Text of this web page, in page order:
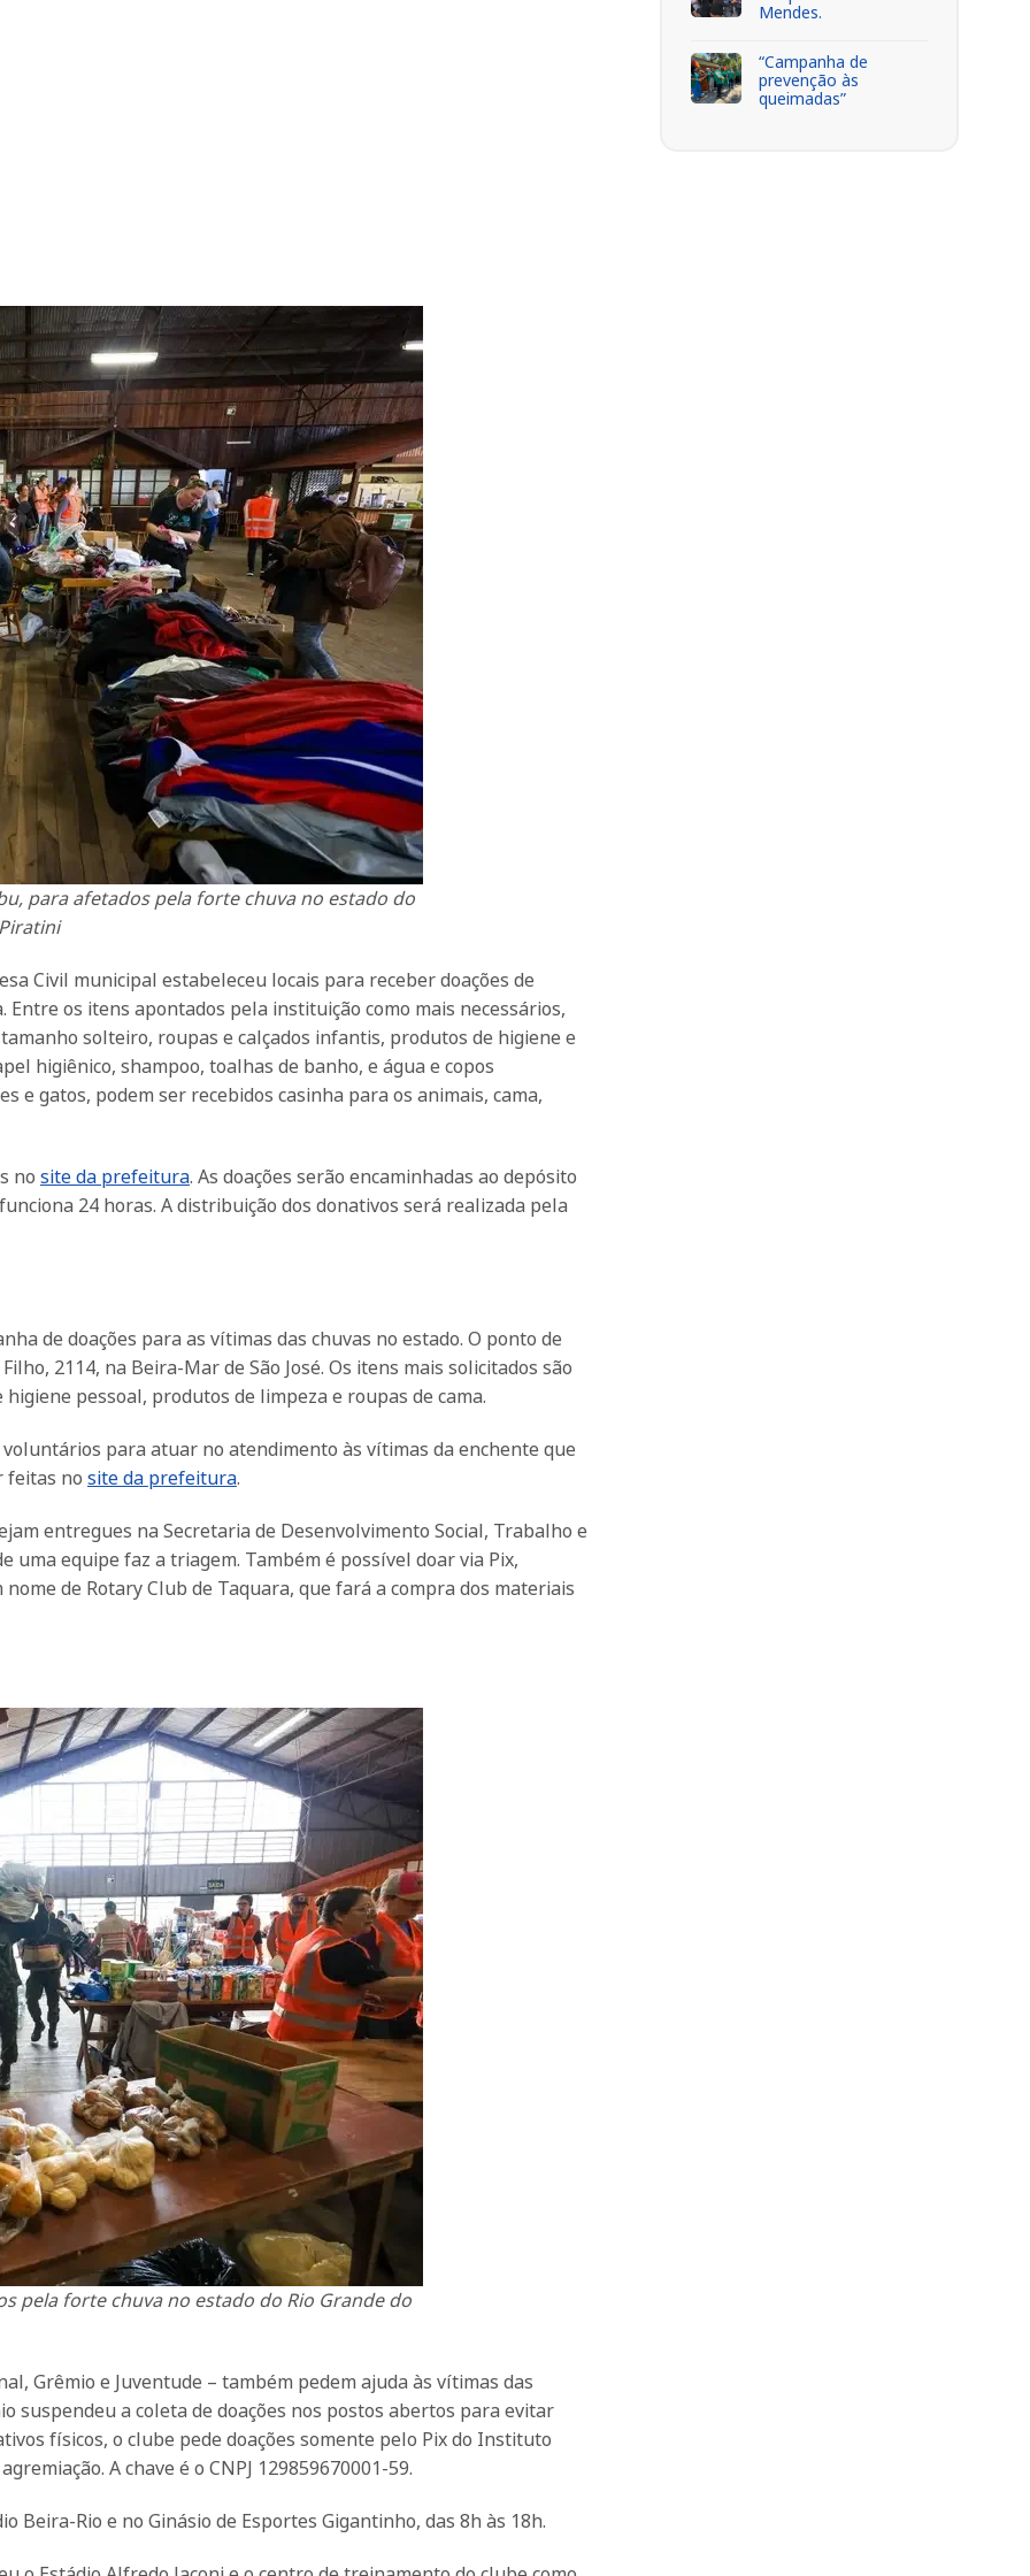
para afetados pela forte chuva no estado do
Civil municipal estabeleceu locais para receber doações de
os itens apontados pela instituição como mais necessários,
solteiro, roupas e calçados infantis, produtos de higiene e
higiênico, shampoo, toalhas de banho, e água e copos
e gatos, podem ser recebidos casinha para os animais, cama,
no site da prefeitura. As doações serão encaminhadas ao depósito
24 horas. A distribuição dos donativos será realizada pela
de doações para as vítimas das chuvas no estado. O ponto de
2114, na Beira-Mar de São José. Os itens mais solicitados são
pessoal, produtos de limpeza e roupas de cama.
para atuar no atendimento às vítimas da enchente que
feitas no site da prefeitura.
entregues na Secretaria de Desenvolvimento Social, Trabalho e
uma equipe faz a triagem. Também é possível doar via Pix,
de Rotary Club de Taquara, que fará a compra dos materiais
pela forte chuva no estado do Rio Grande do
Grêmio e Juventude – também pedem ajuda às vítimas das
suspendeu a coleta de doações nos postos abertos para evitar
físicos, o clube pede doações somente pelo Pix do Instituto
A chave é o CNPJ 129859670001-59.
Beira-Rio e no Ginásio de Esportes Gigantinho, das 8h às 18h.
Mendes.
“Campanha de
prevenção às
queimadas”